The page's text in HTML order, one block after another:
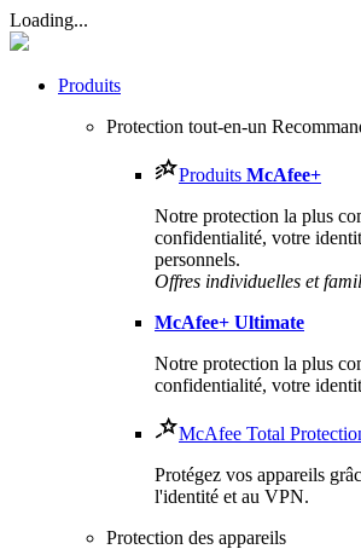
Loading...
Produits
Protection tout-en-un
Produits McAfee+
Notre protection la plus
confidentialité, votre
personnels.​
Offres individuelles et
McAfee+ Ultimate
Notre protection la plus
confidentialité, votre
McAfee Total
Protégez vos appareils
l'identité et au VPN.
Protection des appareils